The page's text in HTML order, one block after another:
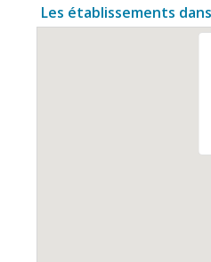
Les établissements